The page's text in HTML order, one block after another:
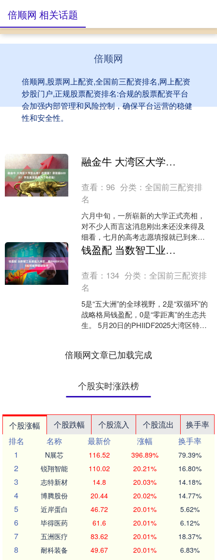
倍顺网
倍顺网,股票网上配资,全国前三配资排名,网上配资
炒股门户,正规股票配资排名:合规的股票配资平台
会加强内部管理和风险控制，确保平台运营的稳健
性和安全性。
倍顺网 相关话题
融金牛 大湾区大学怎么样？在哪里？录取超600分！学生直言就是为了高收益！
查看：96 分类：全国前三配资排
名
六月中旬，一所崭新的大学正式亮相，
对不少人而言这消息刚出来还没来得及
细看，七月的高考志愿填报就已到来。
设立不到一个月的“新”大学，你敢填吗？
结果是——有人不光....
钱盈配 当数智工业邂逅大湾区，看PHIIDF2025如何破界链动全球
查看： 134 分类：全国前三配资排
名
5是“五大洲”的全球视野，2是“双循环”的
战略格局钱盈配，0是“零距离”的生态共
生。 5月20日的PHIIDF2025大湾区特别
倍顺网文章已加载完成
个股实时涨跌榜
个股涨幅 个股跌幅 个股流入 个股流出
换手率
排名
名称 最新价 涨幅
换手率
1
N展芯 116.52 396.89% 79.39%
2 锐翔智能 110.02 20.21% 16.80%
3 志特新材 14.8 20.03% 14.18%
4 博腾股份 20.44 20.02% 14.77%
5 近岸蛋白 46.72 20.01% 5.62%
6 毕得医药 61.6 20.01% 6.12%
7 五洲医疗 83.62 20.01% 18.37%
8 耐科装备 49.67 20.01% 6.83%